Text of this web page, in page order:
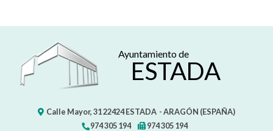
Ayuntamiento de
ESTADA
Calle Mayor, 3122424ESTADA - ARAGÓN (ESPAÑA)
974 305 194
974 305 194